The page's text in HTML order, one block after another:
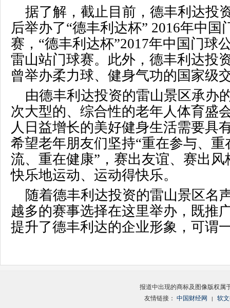
据了解，截止目前，德丰利达投
后举办了“德丰利达杯” 2016年中国
赛，“德丰利达杯”2017年中国门球
雷山站门球赛。此外，德丰利达投
曾举办柔力球、健身气功的国家级
由德丰利达投资的雷山景区承办
次大型的、综合性的老年人体育盛
人日益增长的美好健身生活需要具
希望老年朋友们坚持“重在参与、
流、重在健康”，赛出友谊、赛出
快乐地运动、运动得快乐。
随着德丰利达投资的雷山景区名
越多的赛事选择在这里举办，既推
提升了德丰利达的企业形象，可谓
报道中出现的商标及图像版权属
友情链接： 中国财经网 | 软